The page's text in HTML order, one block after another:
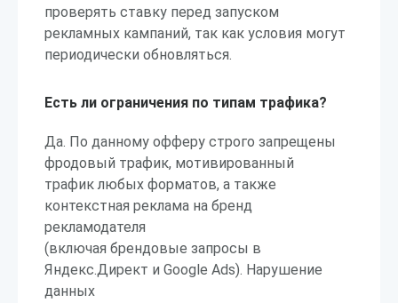
проверять ставку перед запуском
рекламных кампаний, так как условия могут
периодически обновляться.
Есть ли ограничения по типам трафика?
Да. По данному офферу строго запрещены
фродовый трафик, мотивированный
трафик любых форматов, а также
контекстная реклама на бренд
рекламодателя
(включая брендовые запросы в
Яндекс.Директ и Google Ads). Нарушение
данных